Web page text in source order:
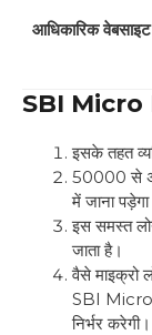
आधिकारिक वेबसाइट
SBI Micro
इसके तहत
50000 से
में जाना
इस समस्त
जाता है।
वैसे माइक्रो
SBI Micro
निर्भर करेगी।